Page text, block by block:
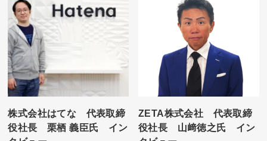
株式会社はてな 代表取締
役社長 栗栖 義臣氏 イン
ZETA株式会社 代表取締
役社長 山﨑徳之氏 イン